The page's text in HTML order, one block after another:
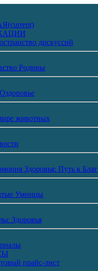
(current)
дискуссий
Родины
животных
Здоровья: Путь к
Умницы
Здоровья
прайс-лист